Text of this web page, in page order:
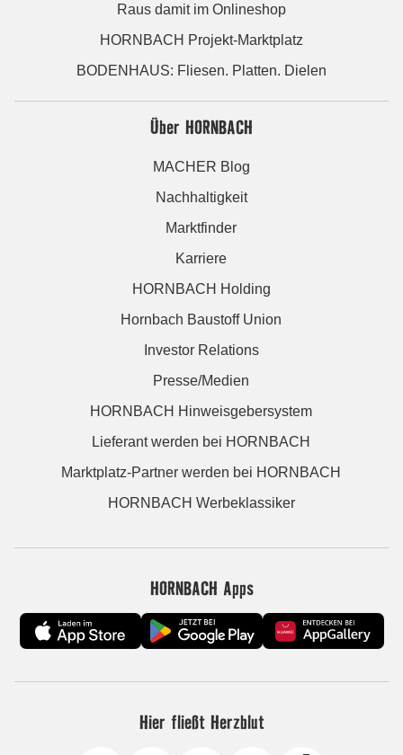
Raus damit im Onlineshop
HORNBACH Projekt-Marktplatz
BODENHAUS: Fliesen. Platten. Dielen
Über HORNBACH
MACHER Blog
Nachhaltigkeit
Marktfinder
Karriere
HORNBACH Holding
Hornbach Baustoff Union
Investor Relations
Presse/Medien
HORNBACH Hinweisgebersystem
Lieferant werden bei HORNBACH
Marktplatz-Partner werden bei HORNBACH
HORNBACH Werbeklassiker
HORNBACH Apps
Hier fließt Herzblut